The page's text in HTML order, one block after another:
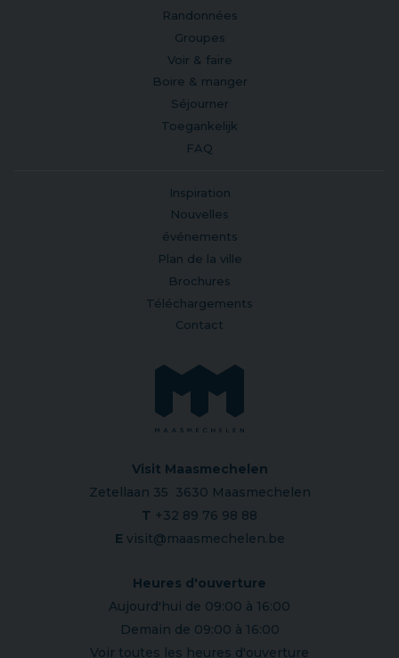
Randonnées
Groupes
Voir & faire
Boire & manger
Séjourner
Toegankelijk
FAQ
Inspiration
Nouvelles
événements
Plan de la ville
Brochures
Téléchargements
Contact
Visit Maasmechelen
Zetellaan 35 3630 Maasmechelen
T +32 89 76 98 88
E visit@maasmechelen.be
Heures d'ouverture
Aujourd'hui de 09:00 à 16:00
Demain de 09:00 à 16:00
Voir toutes les heures d'ouverture